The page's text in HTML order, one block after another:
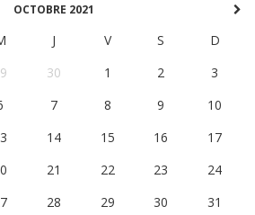
OCTOBRE 2021
J V S
D
30 1 2
3
7 8 9
10
14 15 16
17
21 22 23
24
28 29 30 31